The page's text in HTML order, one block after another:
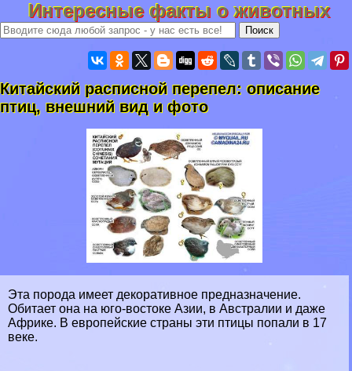
Интересные факты о животных
Китайский расписной перепел: описание
птиц, внешний вид и фото
Эта порода имеет декоративное предназначение.
Обитает она на юго-востоке Азии, в Австралии и даже
Африке. В европейские страны эти птицы попали в 17
веке.